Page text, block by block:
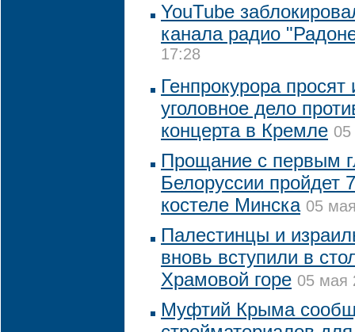
YouTube
канала радио
17:28
Генпрокурора просят
уголовное дело
концерта в Кремле
Прощание с первым
Белоруссии пройдет
костеле Минска 05
Палестинцы и
вновь вступили в
Храмовой горе 05 мая
Муфтий Крыма